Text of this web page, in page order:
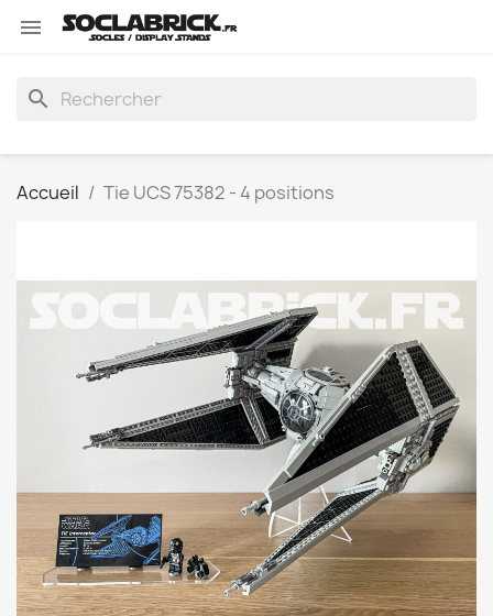

search
Accueil Tie UCS 75382 - 4 positions